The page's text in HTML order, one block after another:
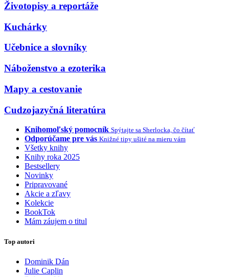
Životopisy a reportáže
Kuchárky
Učebnice a slovníky
Náboženstvo a ezoterika
Mapy a cestovanie
Cudzojazyčná literatúra
Knihomoľský pomocník Spýtajte sa Sherlocka, čo čítať
Odporúčame pre vás Knižné tipy ušité na mieru vám
Všetky knihy
Knihy roka 2025
Bestsellery
Novinky
Pripravované
Akcie a zľavy
Kolekcie
BookTok
Mám záujem o titul
Top autori
Dominik Dán
Julie Caplin